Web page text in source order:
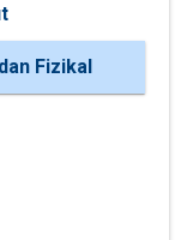
Fizikal